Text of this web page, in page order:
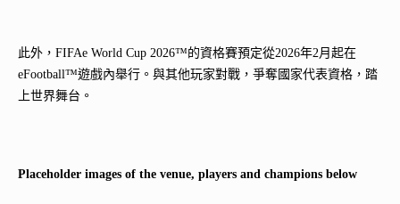
此外，FIFAe World Cup 2026™的資格賽預定從2026年2月起在
eFootball™遊戲內舉行。與其他玩家對戰，爭奪國家代表資格，踏
上世界舞台。
Placeholder images of the venue, players and champions below